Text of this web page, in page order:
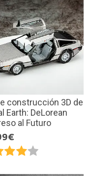
construcción 3D de
Earth: DeLorean
al Futuro